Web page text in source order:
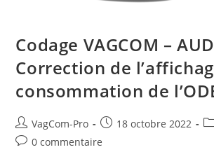
Codage VAGCOM –
Correction de
consommation de
Auteur/autrice
de
VagCom-Pro
Post
published:
18 octobre 2022
Post0 commentaire